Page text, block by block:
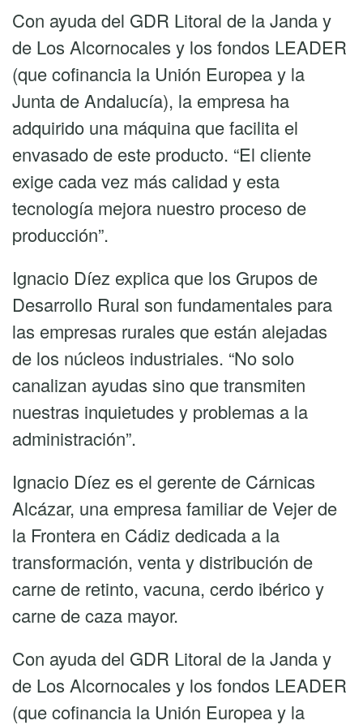
de
Los
Alcornocales
apoya
la
industria
agroalimentaria
del
territorio
Con ayuda del GDR Litoral de la Janda y
de Los Alcornocales y los fondos LEADER
(que cofinancia la Unión Europea y la
Junta de Andalucía), la empresa ha
adquirido una máquina que facilita el
envasado de este producto. “El cliente
exige cada vez más calidad y esta
tecnología mejora nuestro proceso de
producción”.
Ignacio Díez explica que los Grupos de
Desarrollo Rural son fundamentales para
las empresas rurales que están alejadas
de los núcleos industriales. “No solo
canalizan ayudas sino que transmiten
nuestras inquietudes y problemas a la
administración”.
Ignacio Díez es el gerente de Cárnicas
Alcázar, una empresa familiar de Vejer de
la Frontera en Cádiz dedicada a la
transformación, venta y distribución de
carne de retinto, vacuna, cerdo ibérico y
carne de caza mayor.
Con ayuda del GDR Litoral de la Janda y
de Los Alcornocales y los fondos LEADER
(que cofinancia la Unión Europea y la